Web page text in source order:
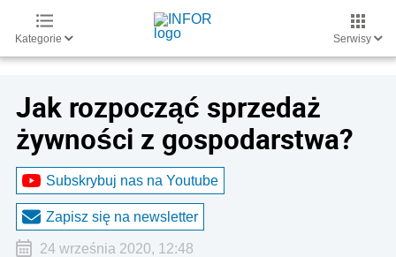
Kategorie Serwisy
Jak rozpocząć sprzedaż
żywności z gospodarstwa?
Subskrybuj nas na Youtube
Zapisz się na newsletter
24 września 2020, 12:48